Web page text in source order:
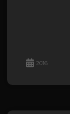
2016